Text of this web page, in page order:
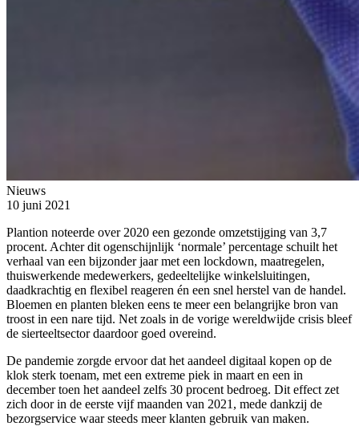
Nieuws
10 juni 2021
Plantion noteerde over 2020 een gezonde omzetstijging van 3,7
procent. Achter dit ogenschijnlijk ‘normale’ percentage schuilt het
verhaal van een bijzonder jaar met een lockdown, maatregelen,
thuiswerkende medewerkers, gedeeltelijke winkelsluitingen,
daadkrachtig en flexibel reageren én een snel herstel van de handel.
Bloemen en planten bleken eens te meer een belangrijke bron van
troost in een nare tijd. Net zoals in de vorige wereldwijde crisis bleef
de sierteeltsector daardoor goed overeind.
De pandemie zorgde ervoor dat het aandeel digitaal kopen op de
klok sterk toenam, met een extreme piek in maart en een in
december toen het aandeel zelfs 30 procent bedroeg. Dit effect zet
zich door in de eerste vijf maanden van 2021, mede dankzij de
bezorgservice waar steeds meer klanten gebruik van maken.